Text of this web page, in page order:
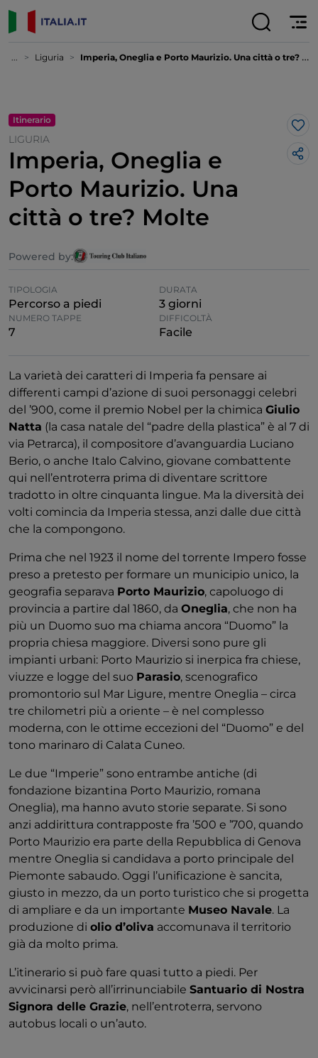
... Liguria Imperia, Oneglia e Porto Maurizio. Una città o tre? Molte
Itinerario
LIGURIA
Imperia, Oneglia e
Porto Maurizio. Una
città o tre? Molte
Powered by:
TIPOLOGIA
Percorso a piedi
DURATA
3 giorni
NUMERO TAPPE
7
DIFFICOLTÀ
Facile
La varietà dei caratteri di Imperia fa pensare ai
differenti campi d’azione di suoi personaggi celebri
del ’900, come il premio Nobel per la chimica Giulio
Natta (la casa natale del “padre della plastica” è al 7 di
via Petrarca), il compositore d’avanguardia Luciano
Berio, o anche Italo Calvino, giovane combattente
qui nell’entroterra prima di diventare scrittore
tradotto in oltre cinquanta lingue. Ma la diversità dei
volti comincia da Imperia stessa, anzi dalle due città
che la compongono.
Prima che nel 1923 il nome del torrente Impero fosse
preso a pretesto per formare un municipio unico, la
geografia separava Porto Maurizio, capoluogo di
provincia a partire dal 1860, da Oneglia, che non ha
più un Duomo suo ma chiama ancora “Duomo” la
propria chiesa maggiore. Diversi sono pure gli
impianti urbani: Porto Maurizio si inerpica fra chiese,
viuzze e logge del suo Parasio, scenografico
promontorio sul Mar Ligure, mentre Oneglia – circa
tre chilometri più a oriente – è nel complesso
moderna, con le ottime eccezioni del “Duomo” e del
tono marinaro di Calata Cuneo.
Le due “Imperie” sono entrambe antiche (di
fondazione bizantina Porto Maurizio, romana
Oneglia), ma hanno avuto storie separate. Si sono
anzi addirittura contrapposte fra ’500 e ’700, quando
Porto Maurizio era parte della Repubblica di Genova
mentre Oneglia si candidava a porto principale del
Piemonte sabaudo. Oggi l’unificazione è sancita,
giusto in mezzo, da un porto turistico che si progetta
di ampliare e da un importante Museo Navale. La
produzione di olio d’oliva accomunava il territorio
già da molto prima.
L’itinerario si può fare quasi tutto a piedi. Per
avvicinarsi però all’irrinunciabile Santuario di Nostra
Signora delle Grazie, nell’entroterra, servono
autobus locali o un’auto.